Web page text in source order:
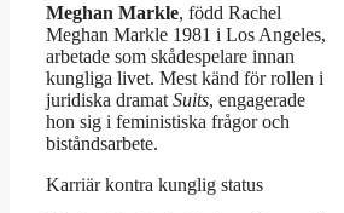
Meghan Markle, född Rachel
Meghan Markle 1981 i Los Angeles,
arbetade som skådespelare innan
kungliga livet. Mest känd för rollen i
juridiska dramat Suits, engagerade
hon sig i feministiska frågor och
biståndsarbete.
Karriär kontra kunglig status